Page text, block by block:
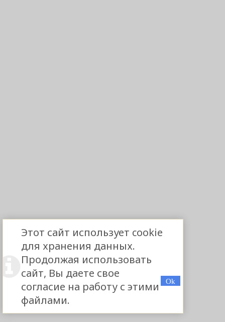
Этот сайт использует cookie
для хранения данных.
Продолжая использовать
сайт, Вы даете свое
согласие на работу с этими
файлами.